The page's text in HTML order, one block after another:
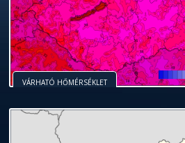
VÁRHATÓ HŐMÉRSÉKLET